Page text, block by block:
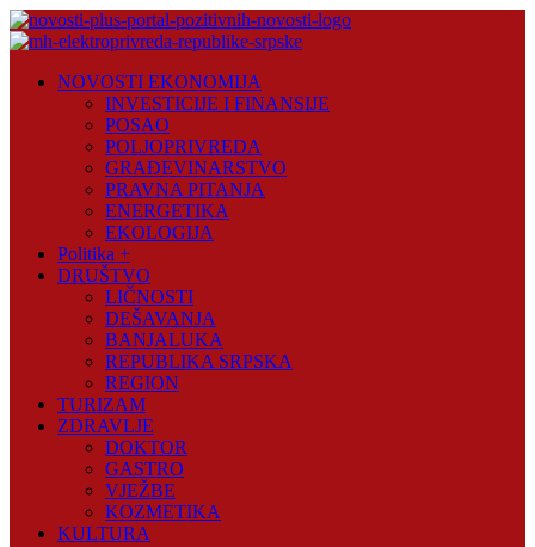
Skip
to
Plus
NOVOSTI EKONOMIJA
INVESTICIJE I FINANSIJE
POSAO
POLJOPRIVREDA
GRAĐEVINARSTVO
PRAVNA PITANJA
ENERGETIKA
EKOLOGIJA
Politika +
DRUŠTVO
LIČNOSTI
DEŠAVANJA
BANJALUKA
REPUBLIKA SRPSKA
REGION
TURIZAM
ZDRAVLJE
DOKTOR
GASTRO
VJEŽBE
KOZMETIKA
KULTURA